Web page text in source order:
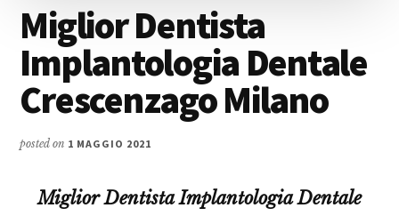
Miglior Dentista
Implantologia Dentale
Crescenzago Milano
posted on 1 MAGGIO 2021
Miglior Dentista Implantologia Dentale